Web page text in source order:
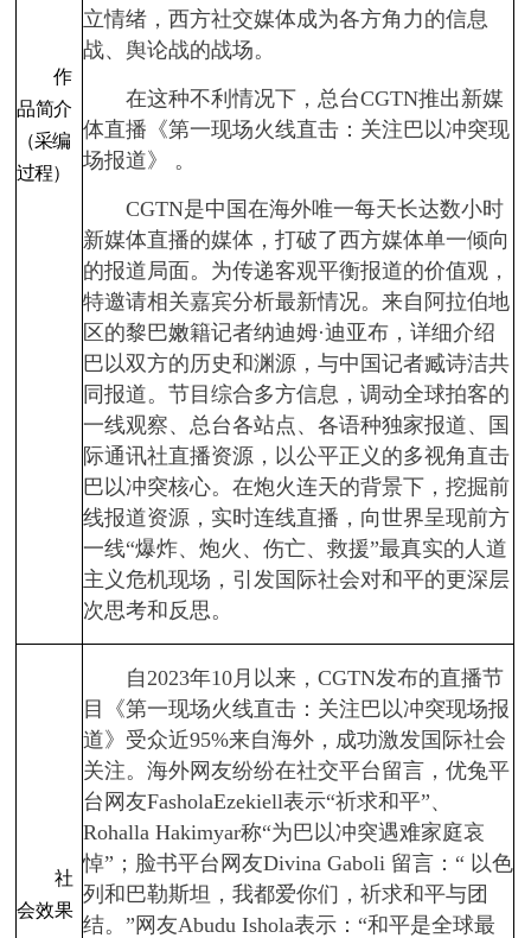
作
品简介
（采编
过程）
立情绪，西方社交媒体成为各方角力的信息
战、舆论战的战场。
在这种不利情况下，总台CGTN推出新媒
体直播《第一现场火线直击：关注巴以冲突现
场报道》 。
CGTN是中国在海外唯一每天长达数小时
新媒体直播的媒体，打破了西方媒体单一倾向
的报道局面。为传递客观平衡报道的价值观，
特邀请相关嘉宾分析最新情况。来自阿拉伯地
区的黎巴嫩籍记者纳迪姆·迪亚布，详细介绍
巴以双方的历史和渊源，与中国记者臧诗洁共
同报道。节目综合多方信息，调动全球拍客的
一线观察、总台各站点、各语种独家报道、国
际通讯社直播资源，以公平正义的多视角直击
巴以冲突核心。在炮火连天的背景下，挖掘前
线报道资源，实时连线直播，向世界呈现前方
一线“爆炸、炮火、伤亡、救援”最真实的人道
主义危机现场，引发国际社会对和平的更深层
次思考和反思。
社
会效果
自2023年10月以来，CGTN发布的直播节
目《第一现场火线直击：关注巴以冲突现场报
道》受众近95%来自海外，成功激发国际社会
关注。海外网友纷纷在社交平台留言，优兔平
台网友FasholaEzekiell表示“祈求和平”、
Rohalla Hakimyar称“为巴以冲突遇难家庭哀
悼”；脸书平台网友Divina Gaboli 留言：“ 以色
列和巴勒斯坦，我都爱你们，祈求和平与团
结。”网友Abudu Ishola表示：“和平是全球最